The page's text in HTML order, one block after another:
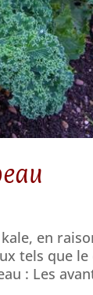
en
tels que
: Les